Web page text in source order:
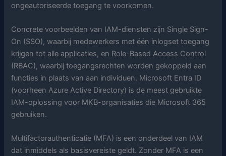
ongeautoriseerde toegang te voorkomen.
Concrete voorbeelden van IAM-diensten zijn Single Sign-
On (SSO), waarbij medewerkers met één inlogset toegang
krijgen tot alle applicaties, en Role-Based Access Control
(RBAC), waarbij toegangsrechten worden gekoppeld aan
functies in plaats van aan individuen. Microsoft Entra ID
(voorheen Azure Active Directory) is de meest gebruikte
IAM-oplossing voor MKB-organisaties die Microsoft 365
gebruiken.
Multifactorauthenticatie (MFA) is een onderdeel van IAM
dat inmiddels als basisvereiste geldt. Zonder MFA is een